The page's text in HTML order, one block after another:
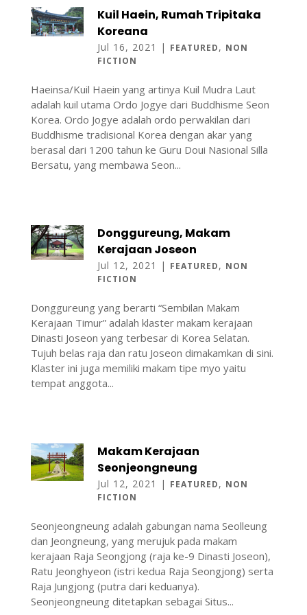
Kuil Haein, Rumah Tripitaka
Koreana
Jul 16, 2021 | FEATURED, NON
FICTION
Haeinsa/Kuil Haein yang artinya Kuil Mudra Laut
adalah kuil utama Ordo Jogye dari Buddhisme Seon
Korea. Ordo Jogye adalah ordo perwakilan dari
Buddhisme tradisional Korea dengan akar yang
berasal dari 1200 tahun ke Guru Doui Nasional Silla
Bersatu, yang membawa Seon...
Donggureung, Makam
Kerajaan Joseon
Jul 12, 2021 | FEATURED, NON
FICTION
Donggureung yang berarti “Sembilan Makam
Kerajaan Timur” adalah klaster makam kerajaan
Dinasti Joseon yang terbesar di Korea Selatan.
Tujuh belas raja dan ratu Joseon dimakamkan di sini.
Klaster ini juga memiliki makam tipe myo yaitu
tempat anggota...
Makam Kerajaan
Seonjeongneung
Jul 12, 2021 | FEATURED, NON
FICTION
Seonjeongneung adalah gabungan nama Seolleung
dan Jeongneung, yang merujuk pada makam
kerajaan Raja Seongjong (raja ke-9 Dinasti Joseon),
Ratu Jeonghyeon (istri kedua Raja Seongjong) serta
Raja Jungjong (putra dari keduanya).
Seonjeongneung ditetapkan sebagai Situs...